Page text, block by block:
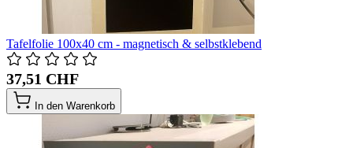
Tafelfolie 100x40 cm - magnetisch & selbstklebend
37,51 CHF
In den Warenkorb